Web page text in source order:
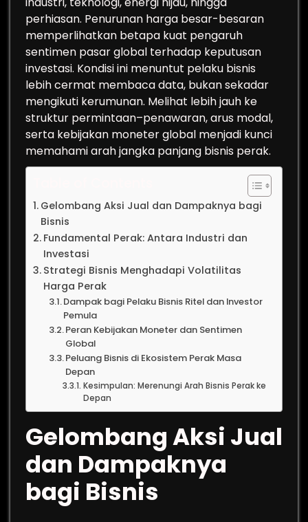
perhiasan. Penurunan harga besar-besaran
memperlihatkan betapa kuat pengaruh
sentimen pasar global terhadap keputusan
investasi. Kondisi ini menuntut pelaku bisnis
lebih cermat membaca data, bukan sekadar
mengikuti kerumunan. Melihat lebih jauh ke
struktur permintaan–penawaran, arus modal,
serta kebijakan moneter global menjadi kunci
memahami arah jangka panjang bisnis perak.
Gelombang Aksi Jual dan Dampaknya bagi
Bisnis
Fundamental Perak: Antara Industri dan
Investasi
Strategi Bisnis Menghadapi Volatilitas
Harga Perak
Dampak bagi Pelaku Bisnis Ritel dan Investor
Pemula
Peran Kebijakan Moneter dan Sentimen
Global
Peluang Bisnis di Ekosistem Perak Masa
Depan
Kesimpulan: Merenungi Arah Bisnis Perak ke
Depan
Gelombang Aksi Jual
dan Dampaknya
bagi Bisnis